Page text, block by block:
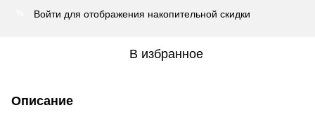
Войти для отображения накопительной скидки
В избранное
Описание